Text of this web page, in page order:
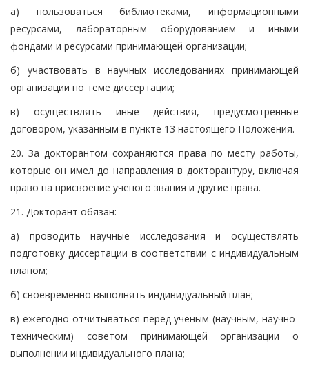
а) пользоваться библиотеками, информационными
ресурсами, лабораторным оборудованием и иными
фондами и ресурсами принимающей организации;
б) участвовать в научных исследованиях принимающей
организации по теме диссертации;
в) осуществлять иные действия, предусмотренные
договором, указанным в пункте 13 настоящего Положения.
20. За докторантом сохраняются права по месту работы,
которые он имел до направления в докторантуру, включая
право на присвоение ученого звания и другие права.
21. Докторант обязан:
а) проводить научные исследования и осуществлять
подготовку диссертации в соответствии с индивидуальным
планом;
б) своевременно выполнять индивидуальный план;
в) ежегодно отчитываться перед ученым (научным, научно-
техническим) советом принимающей организации о
выполнении индивидуального плана;